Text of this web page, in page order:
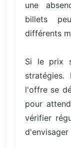
une
billets
différents
Si le prix
l'offre se
pour
vérifier
d'envisager